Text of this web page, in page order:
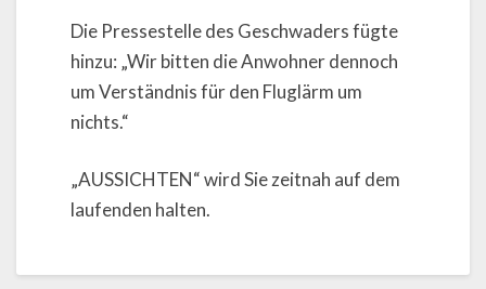
Die Pressestelle des Geschwaders fügte
hinzu: „Wir bitten die Anwohner dennoch
um Verständnis für den Fluglärm um
nichts.“
„AUSSICHTEN“ wird Sie zeitnah auf dem
laufenden halten.